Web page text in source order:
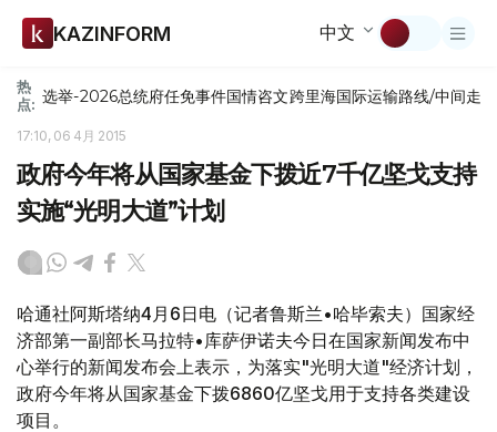
KAZINFORM 中文
热
点: 选举-2026总统府任免事件国情咨文跨里海国际运输路线/中间走廊
17:10, 06 4月 2015
政府今年将从国家基金下拨近7千亿坚戈支持
实施“光明大道”计划
哈通社阿斯塔纳4月6日电（记者鲁斯兰•哈毕索夫）国家经
济部第一副部长马拉特•库萨伊诺夫今日在国家新闻发布中
心举行的新闻发布会上表示，为落实"光明大道"经济计划，
政府今年将从国家基金下拨6860亿坚戈用于支持各类建设
项目。